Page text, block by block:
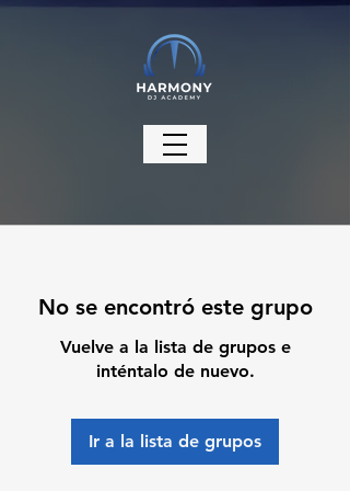
No se encontró este grupo
Vuelve a la lista de grupos e
inténtalo de nuevo.
Ir a la lista de grupos